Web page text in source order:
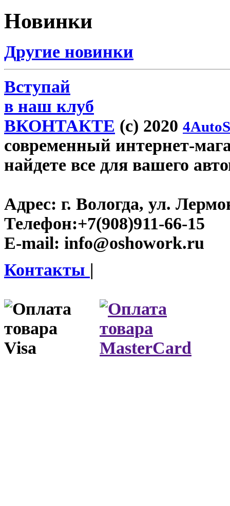
Новинки
Другие новинки
Вступай
в наш клуб
ВКОНТАКТЕ (c) 2020
современный интернет-
найдете все для вашего
Адрес: г. Вологда, ул.
Телефон:+7(908)911-66-15
E-mail: info@oshowork.ru
Контакты |